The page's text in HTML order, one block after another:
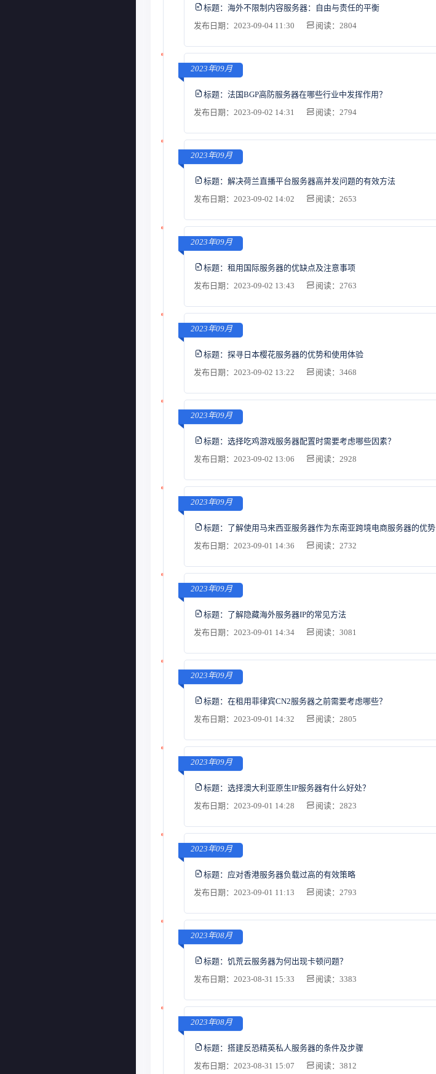
标题： 海外不限制内容服务器：自由与责任的平衡
发布日期：2023-09-04 11:30
阅读：2804
2023年09月
标题： 法国BGP高防服务器在哪些行业中发挥作用？
发布日期：2023-09-02 14:31
阅读：2794
2023年09月
标题： 解决荷兰直播平台服务器高并发问题的有效方法
发布日期：2023-09-02 14:02
阅读：2653
2023年09月
标题： 租用国际服务器的优缺点及注意事项
发布日期：2023-09-02 13:43
阅读：2763
2023年09月
标题： 探寻日本樱花服务器的优势和使用体验
发布日期：2023-09-02 13:22
阅读：3468
2023年09月
标题： 选择吃鸡游戏服务器配置时需要考虑哪些因素？
发布日期：2023-09-02 13:06
阅读：2928
2023年09月
标题： 了解使用马来西亚服务器作为东南亚跨境电商服务器的优势
发布日期：2023-09-01 14:36
阅读：2732
2023年09月
标题： 了解隐藏海外服务器IP的常见方法
发布日期：2023-09-01 14:34
阅读：3081
2023年09月
标题： 在租用菲律宾CN2服务器之前需要考虑哪些？
发布日期：2023-09-01 14:32
阅读：2805
2023年09月
标题： 选择澳大利亚原生IP服务器有什么好处？
发布日期：2023-09-01 14:28
阅读：2823
2023年09月
标题： 应对香港服务器负载过高的有效策略
发布日期：2023-09-01 11:13
阅读：2793
2023年08月
标题： 饥荒云服务器为何出现卡顿问题？
发布日期：2023-08-31 15:33
阅读：3383
2023年08月
标题： 搭建反恐精英私人服务器的条件及步骤
发布日期：2023-08-31 15:07
阅读：3812